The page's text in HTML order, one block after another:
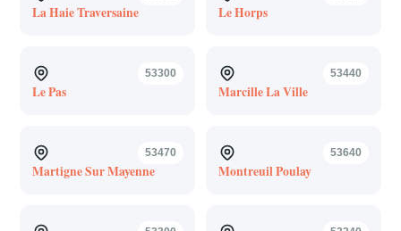
La Haie Traversaine Le Horps
53300
Le Pas
53440
Marcille La Ville
53470
Martigne Sur Mayenne
53640
Montreuil Poulay